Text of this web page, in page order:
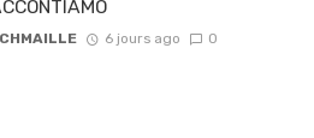
CHMAILLE 6 jours ago 0